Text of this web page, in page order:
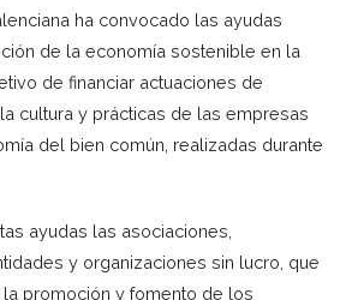
ha convocado las ayudas
de la economía sostenible en la
de financiar actuaciones de
cultura y prácticas de las empresas
del bien común, realizadas durante
ayudas las asociaciones,
y organizaciones sin lucro, que
promoción y fomento de los